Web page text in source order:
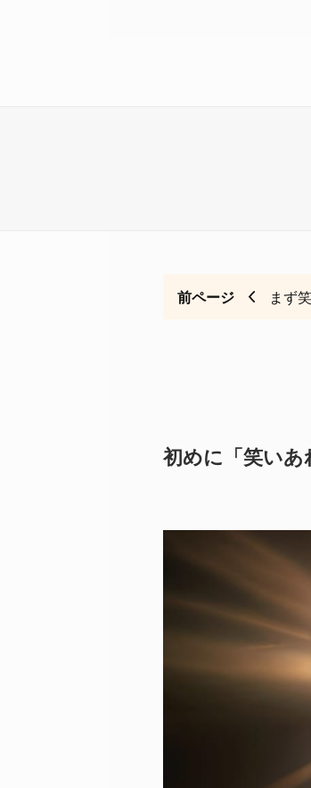
前ページ まず
初めに「笑いあ